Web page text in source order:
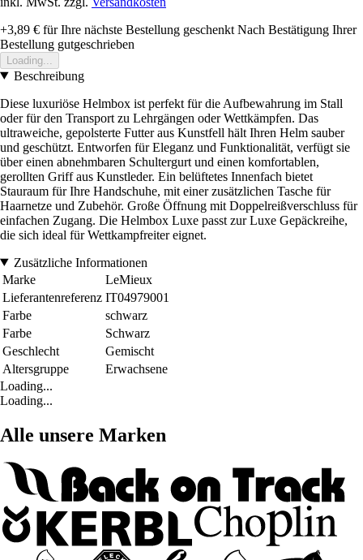
+3,89 € für Ihre nächste Bestellung geschenkt Nach Bestätigung Ihrer
Bestellung gutgeschrieben
Loading...
Beschreibung
Diese luxuriöse Helmbox ist perfekt für die Aufbewahrung im Stall
oder für den Transport zu Lehrgängen oder Wettkämpfen. Das
ultraweiche, gepolsterte Futter aus Kunstfell hält Ihren Helm sauber
und geschützt. Entworfen für Eleganz und Funktionalität, verfügt sie
über einen abnehmbaren Schultergurt und einen komfortablen,
gerollten Griff aus Kunstleder. Ein belüftetes Innenfach bietet
Stauraum für Ihre Handschuhe, mit einer zusätzlichen Tasche für
Haarnetze und Zubehör. Große Öffnung mit Doppelreißverschluss für
einfachen Zugang. Die Helmbox Luxe passt zur Luxe Gepäckreihe,
die sich ideal für Wettkampfreiter eignet.
Zusätzliche Informationen
Marke
LeMieux
Lieferantenreferenz IT04979001
Farbe
schwarz
Farbe
Schwarz
Geschlecht
Gemischt
Altersgruppe
Erwachsene
Loading...
Loading...
Alle unsere Marken